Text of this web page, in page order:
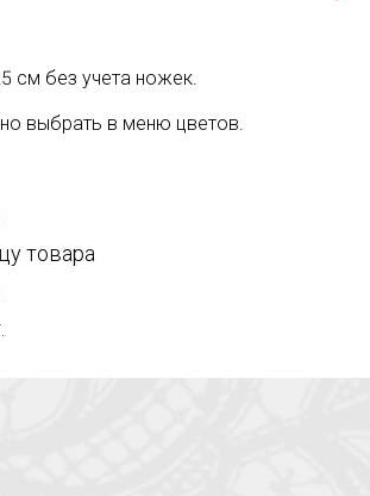
см без учета ножек.
выбрать в меню цветов.
товара